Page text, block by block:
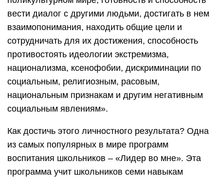
вести диалог с другими людьми, достигать в нем
взаимопонимания, находить общие цели и
сотрудничать для их достижения, способность
противостоять идеологии экстремизма,
национализма, ксенофобии, дискриминации по
социальным, религиозным, расовым,
национальным признакам и другим негативным
социальным явлениям».
Как достичь этого личностного результата? Одна
из самых популярных в мире программ
воспитания школьников – «Лидер во мне». Эта
программа учит школьников семи навыкам